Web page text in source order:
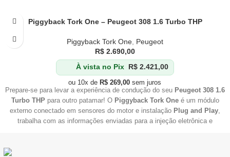
Piggyback Tork One – Peugeot 308 1.6 Turbo THP
Piggyback Tork One Peugeot
R$ 2.690,00
À vista no Pix R$ 2.421,00
ou 10x de R$ 269,00 sem juros
Prepare-se para levar a experiência de condução do seu Peugeot 308 1.6
Turbo THP para outro patamar! O Piggyback Tork Oneé um módulo
externo conectado em sensores do motor e instalação Plug and Play,
trabalha com as informações enviadas para a injeção eletrônica e